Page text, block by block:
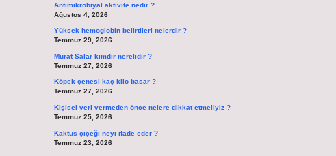
Antimikrobiyal aktivite nedir ?
Ağustos 4, 2026
Yüksek hemoglobin belirtileri nelerdir ?
Temmuz 29, 2026
Murat Salar kimdir nerelidir ?
Temmuz 27, 2026
Köpek çenesi kaç kilo basar ?
Temmuz 27, 2026
Kişisel veri vermeden önce nelere dikkat etmeliyiz ?
Temmuz 25, 2026
Kaktüs çiçeği neyi ifade eder ?
Temmuz 23, 2026